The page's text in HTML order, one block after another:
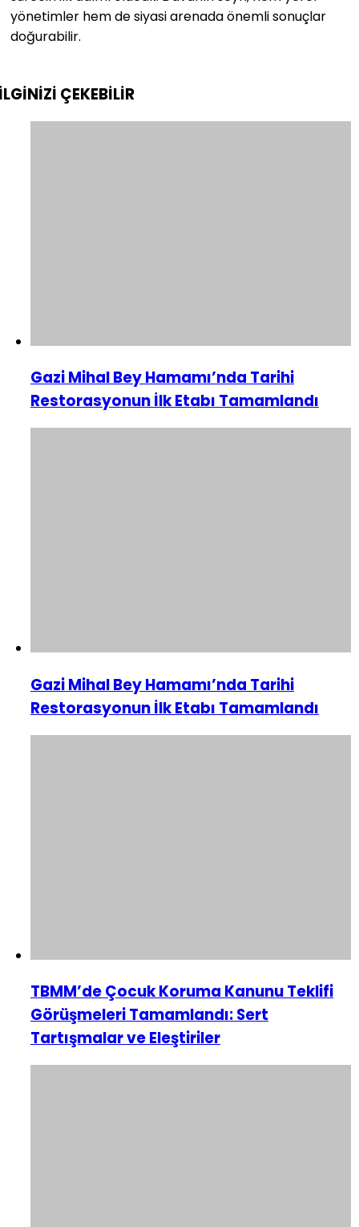
yönetimler hem de siyasi arenada önemli sonuçlar
doğurabilir.
ÇEKEBİLİR
Gazi Mihal Bey Hamamı’nda Tarihi
Restorasyonun İlk Etabı Tamamlandı
Gazi Mihal Bey Hamamı’nda Tarihi
Restorasyonun İlk Etabı Tamamlandı
TBMM’de Çocuk Koruma Kanunu Teklifi
Görüşmeleri Tamamlandı: Sert
Tartışmalar ve Eleştiriler